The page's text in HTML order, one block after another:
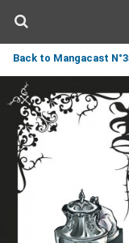
Back to Mangacast